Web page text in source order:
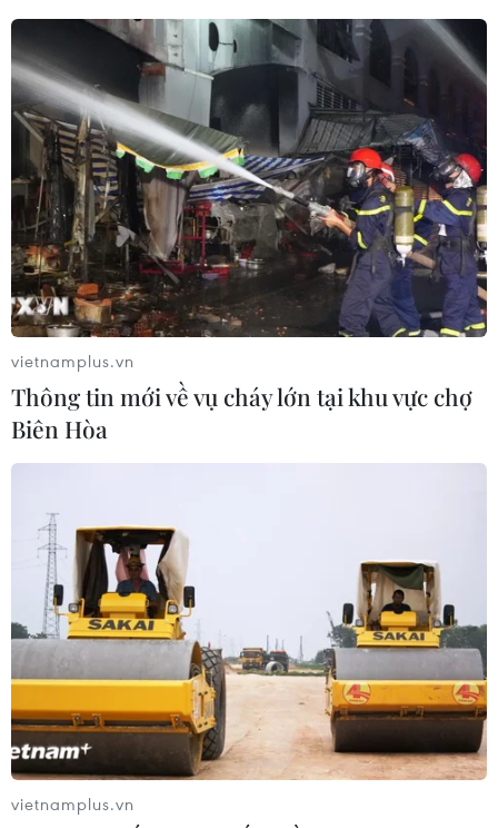
vietnamplus.vn
Thông tin mới về vụ cháy lớn tại khu vực chợ
Biên Hòa
vietnamplus.vn